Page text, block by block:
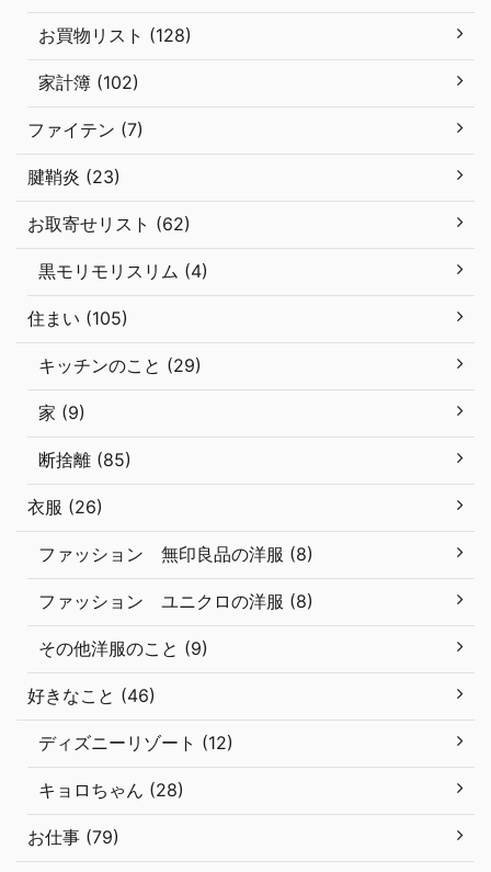
お買物リスト (128)
家計簿 (102)
ファイテン (7)
腱鞘炎 (23)
お取寄せリスト (62)
黒モリモリスリム (4)
住まい (105)
キッチンのこと (29)
家 (9)
断捨離 (85)
衣服 (26)
ファッション 無印良品の洋服 (8)
ファッション ユニクロの洋服 (8)
その他洋服のこと (9)
好きなこと (46)
ディズニーリゾート (12)
キョロちゃん (28)
お仕事 (79)